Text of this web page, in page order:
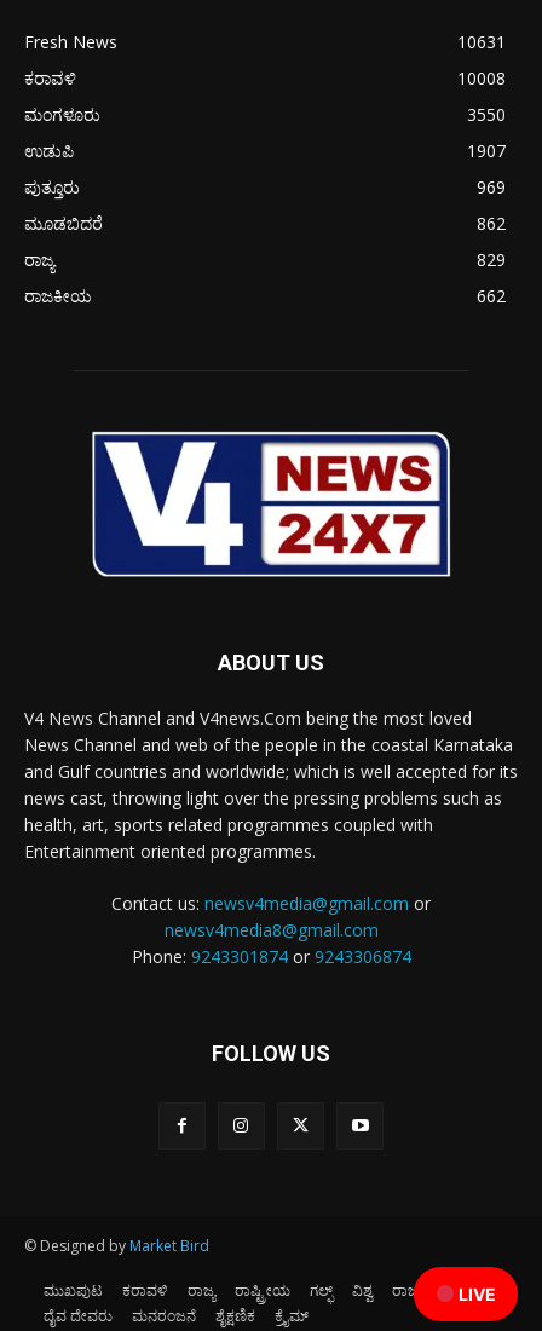
LIVE
Fresh News
10631
ಕರಾವಳಿ
10008
ಮಂಗಳೂರು
3550
ಉಡುಪಿ
1907
ಪುತ್ತೂರು
969
ಮೂಡಬಿದರೆ
862
ರಾಜ್ಯ
829
ರಾಜಕೀಯ
662
ABOUT US
V4 News Channel and V4news.Com being the most loved
News Channel and web of the people in the coastal Karnataka
and Gulf countries and worldwide; which is well accepted for its
news cast, throwing light over the pressing problems such as
health, art, sports related programmes coupled with
Entertainment oriented programmes.
Contact us: newsv4media@gmail.com or
newsv4media8@gmail.com
Phone: 9243301874or 9243306874
FOLLOW US
© Designed by Market Bird
ಮುಖಪುಟ ಕರಾವಳಿ ರಾಜ್ಯ ರಾಷ್ಟ್ರೀಯ ಗಲ್ಫ್ ವಿಶ್ವ ರಾಜಕೀಯ
ಕ್ರೀಡೆ
ದೈವ ದೇವರು
ಮನರಂಜನೆ ಶೈಕ್ಷಣಿಕ ಕ್ರೈಮ್